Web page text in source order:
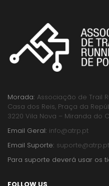
Morada: Associação de Trail
Casa dos Reis, Praça da
3220 Vila Nova – Miranda do
Email Geral: info@atrp.pt
Email Suporte: suporte@atrp.pt
Para suporte deverá usar os
FOLLOW US